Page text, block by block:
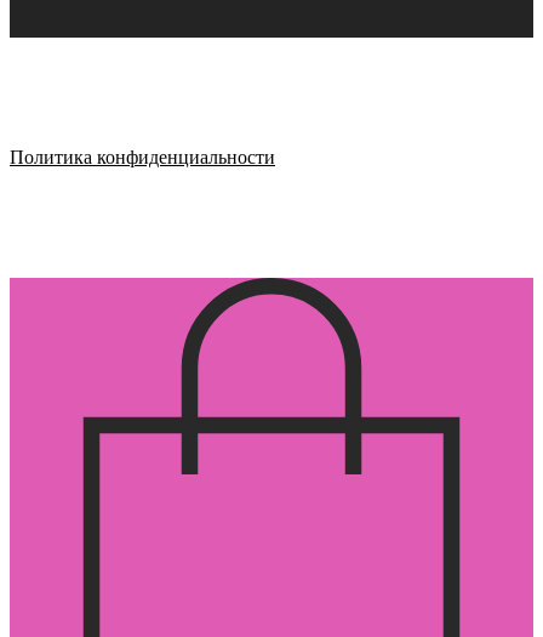
Политика конфиденциальности